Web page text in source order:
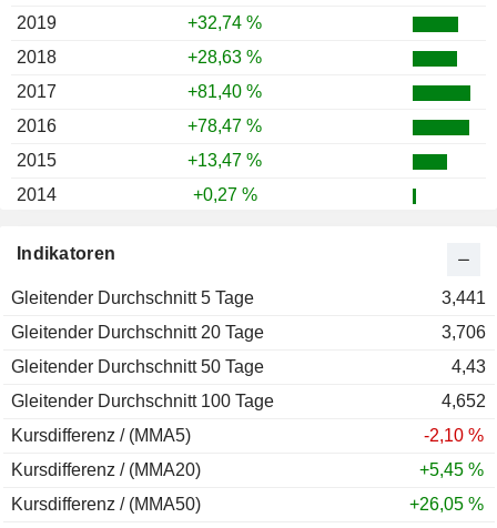
Indikatoren
Gleitender Durchschnitt 5 Tage
3,441
Gleitender Durchschnitt 20 Tage
3,706
Gleitender Durchschnitt 50 Tage
4,43
Gleitender Durchschnitt 100 Tage
4,652
Kursdifferenz / (MMA5)
-2,10 %
Kursdifferenz / (MMA20)
+5,45 %
Kursdifferenz / (MMA50)
+26,05 %
2019
+32,74 %
2018
+28,63 %
2017
+81,40 %
2016
+78,47 %
2015
+13,47 %
2014
+0,27 %
2012
2011
-19,97 %
2010
+37,09 %
2009
+176,62 %
2008
-66,95 %
2007
-28,31 %
2006
+30,00 %
2005
-4,94 %